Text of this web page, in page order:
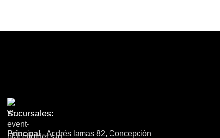
Sucursales:
Principal- Andrés lamas 82, Concepción